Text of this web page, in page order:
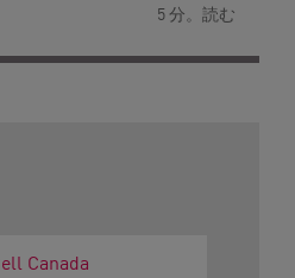
5 分。読む